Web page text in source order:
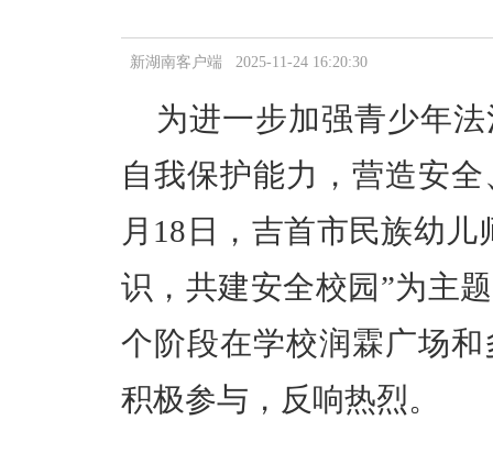
新湖南客户端 2025-11-24 16:20:30
为进一步加强青少年
自我保护能力，营造安
月18日，吉首市民族幼
识，共建安全校园”为主
个阶段在学校润霖广场
积极参与，反响热烈。